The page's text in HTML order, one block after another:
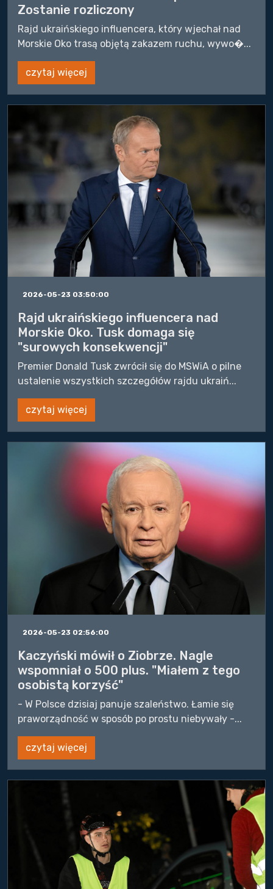
Zostanie rozliczony
Rajd ukraińskiego influencera, który wjechał nad
Morskie Oko trasą objętą zakazem ruchu, wywo�...
czytaj więcej
2026-05-23 03:50:00
Rajd ukraińskiego influencera nad
Morskie Oko. Tusk domaga się
"surowych konsekwencji"
Premier Donald Tusk zwrócił się do MSWiA o pilne
ustalenie wszystkich szczegółów rajdu ukraiń...
czytaj więcej
2026-05-23 02:56:00
Kaczyński mówił o Ziobrze. Nagle
wspomniał o 500 plus. "Miałem z tego
osobistą korzyść"
- W Polsce dzisiaj panuje szaleństwo. Łamie się
praworządność w sposób po prostu niebywały -...
czytaj więcej